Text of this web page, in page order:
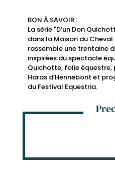
BON À SAVOIR :
La série "D’un Don
dans la Maison du
rassemble une trentaine
inspirées du spectacle
Quichotte, folie équestre,
Haras d’Hennebont et
du Festival Equestria.